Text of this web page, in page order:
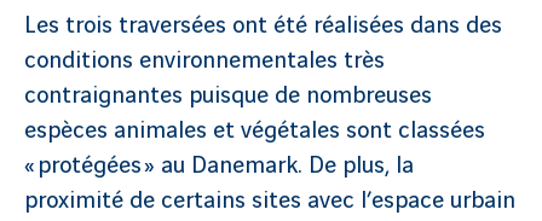
Les trois traversées ont été réalisées dans des
conditions environnementales très
contraignantes puisque de nombreuses
espèces animales et végétales sont classées
« protégées » au Danemark. De plus, la
proximité de certains sites avec l’espace urbain